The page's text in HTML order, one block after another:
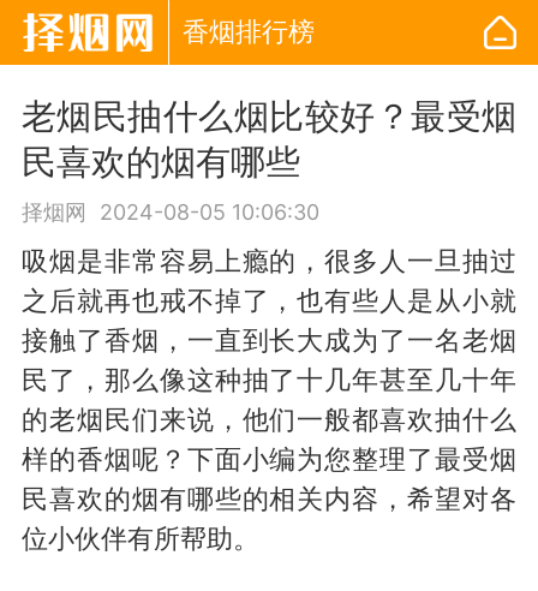
香烟排行榜
老烟民抽什么烟比较好？最受烟
民喜欢的烟有哪些
择烟网 2024-08-05 10:06:30
吸烟是非常容易上瘾的，很多人一旦抽过
之后就再也戒不掉了，也有些人是从小就
接触了香烟，一直到长大成为了一名老烟
民了，那么像这种抽了十几年甚至几十年
的老烟民们来说，他们一般都喜欢抽什么
样的香烟呢？下面小编为您整理了最受烟
民喜欢的烟有哪些的相关内容，希望对各
位小伙伴有所帮助。